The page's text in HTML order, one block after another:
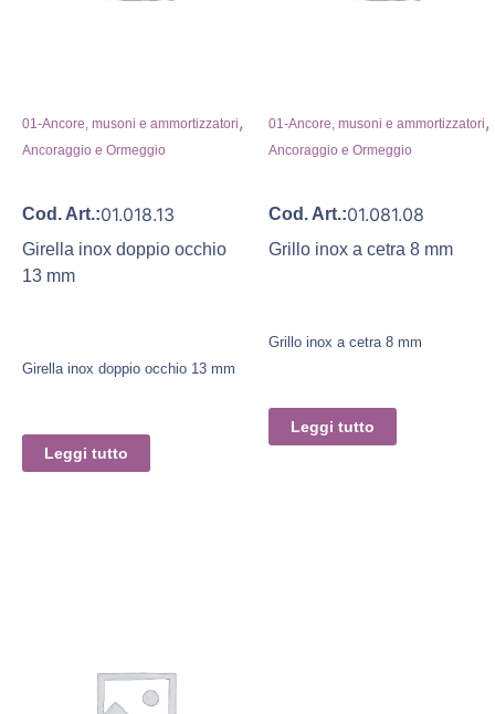
01-Ancore, musoni e ammortizzatori,
Ancoraggio e Ormeggio
Cod. Art.:01.018.13
Girella inox doppio occhio
13 mm
Girella inox doppio occhio 13 mm
Leggi tutto
01-Ancore, musoni e ammortizzatori,
Ancoraggio e Ormeggio
Cod. Art.:01.081.08
Grillo inox a cetra 8 mm
Grillo inox a cetra 8 mm
Leggi tutto